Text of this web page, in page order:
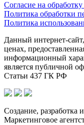
Согласие на
Политика обработки
Политика
Данный интернет-
ценах,
информационный
является публичной
Статьи 437 ГК РФ
Создание, разработка
Маркетинговое